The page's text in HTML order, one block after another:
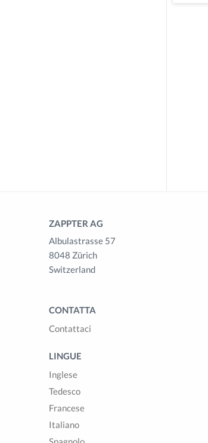
ZAPPTER AG
Albulastrasse 57
8048 Zürich
Switzerland
CONTATTA
Contattaci
LINGUE
Inglese
Tedesco
Francese
Italiano